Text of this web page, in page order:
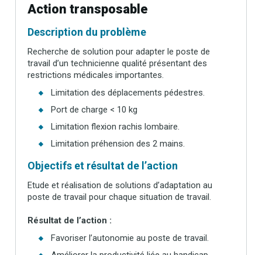
Action transposable
Description du problème
Recherche de solution pour adapter le poste de
travail d’un technicienne qualité présentant des
restrictions médicales importantes.
Limitation des déplacements pédestres.
Port de charge < 10 kg
Limitation flexion rachis lombaire.
Limitation préhension des 2 mains.
Objectifs et résultat de l’action
Etude et réalisation de solutions d’adaptation au
poste de travail pour chaque situation de travail.
Résultat de l’action :
Favoriser l’autonomie au poste de travail.